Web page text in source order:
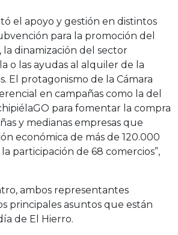
el apoyo y gestión en distintos
para la promoción del
dinamización del sector
o las ayudas al alquiler de la
El protagonismo de la Cámara
en campañas como la del
para fomentar la compra
y medianas empresas que
económica de más de 120.000
participación de 68 comercios”,
ambos representantes
principales asuntos que están
de El Hierro.